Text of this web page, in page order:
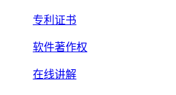
专利证书
软件著作权
在线讲解